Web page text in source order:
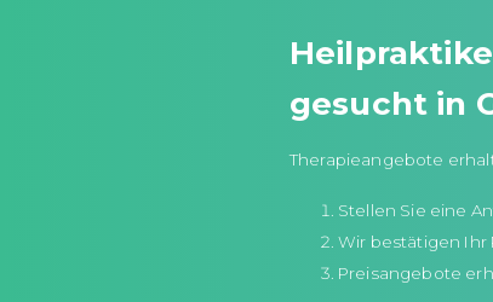
gesucht in
Therapieangebote
Stellen Sie eine
Wir bestätigen Ihr
Preisangebote